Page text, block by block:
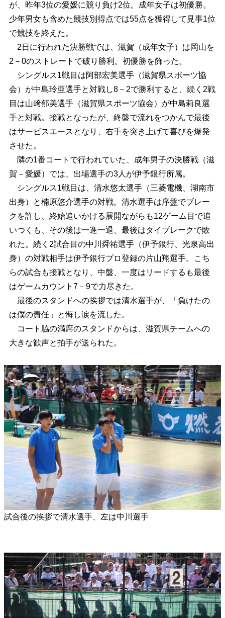
が、昨年3位の愛媛に競り負け2位。成年女子は初優勝。
少年男女も含めた競技別得点では55点を獲得して見事1位
で競技を終えた。
2日に行われた決勝戦では、滋賀（成年女子）は岡山を
2－0のストレートで破り勝利。初優勝を飾った。
シングルス1戦目は阿部宏美選手（滋賀県スポーツ協
会）が中島玲亜選手と対戦し8－2で勝利すると、続く2戦
目は山﨑郁美選手（滋賀県スポーツ協会）が中島莉良選
手と対戦。接戦となったが、終盤で流れをつかんで最後
はサービスエースとなり、右手を突き上げて喜びを爆発
させた。
隣の1番コートで行われていた、成年男子の決勝戦（滋
賀－愛媛）では、出場選手の3人が伊予銀行所属。
シングルス1戦目は、清水悠太選手（三菱電機、湖南市
出身）と楠原悠介選手の対戦。清水選手は序盤でブレー
クを許し、終始追いかける展開ながらも12ゲーム目で追
いつくも、その後は一進一退、最後はタイブレークで敗
れた。続く2試合目の中川舜祐選手（伊予銀行、光泉高出
身）の対戦相手は伊予銀行プロ登録の片山翔選手。こち
らの試合も接戦となり、中盤、一度はリードするも最後
はゲームカウント7－9で力尽きた。
最後のスタンドへの挨拶では清水選手が、「負けたの
は僕の責任」と悔し涙を流した。
コート脇の満席のスタンドからは、滋賀県チームへの
大きな歓声と拍手が送られた。
試合後の挨拶で清水選手、左は中川選手